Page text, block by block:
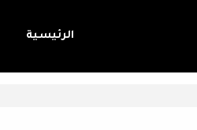
الرئيسية